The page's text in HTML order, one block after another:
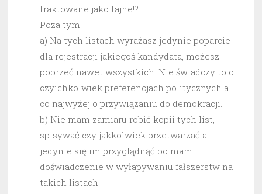
traktowane jako tajne!?
Poza tym:
a) Na tych listach wyrażasz jedynie poparcie
dla rejestracji jakiegoś kandydata, możesz
poprzeć nawet wszystkich. Nie świadczy to o
czyichkolwiek preferencjach politycznych a
co najwyżej o przywiązaniu do demokracji.
b) Nie mam zamiaru robić kopii tych list,
spisywać czy jakkolwiek przetwarzać a
jedynie się im przyglądnąć bo mam
doświadczenie w wyłapywaniu fałszerstw na
takich listach.